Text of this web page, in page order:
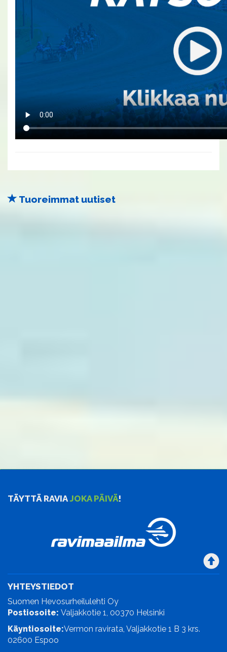
Tuoreimmat uutiset
TÄYTTÄ RAVIAJOKA PÄIVÄ!
YHTEYSTIEDOT
Suomen Hevosurheilulehti Oy
Postiosoite: Valjakkotie 1, 00370 Helsinki
Käyntiosoite:Vermon ravirata, Valjakkotie 1 B 3 krs.
02600 Espoo